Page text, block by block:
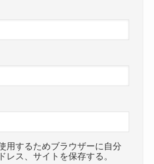
用するためブラウザーに自分
レス、サイトを保存する。